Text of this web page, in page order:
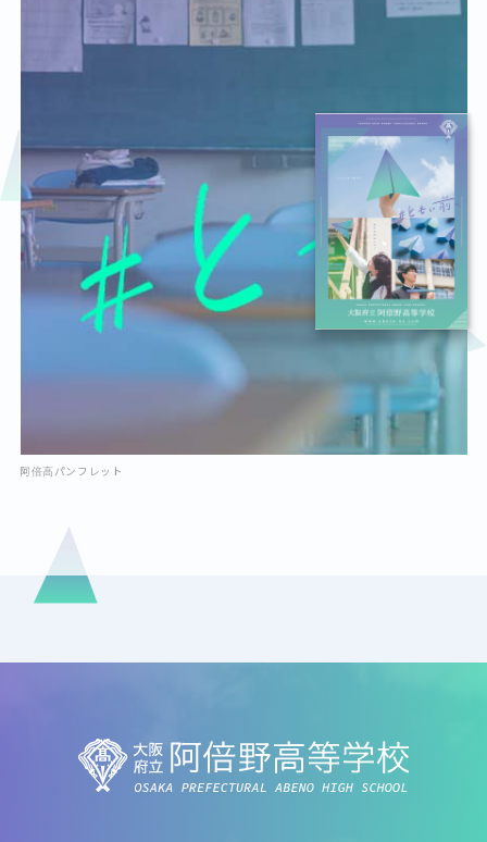
阿倍高パンフレット